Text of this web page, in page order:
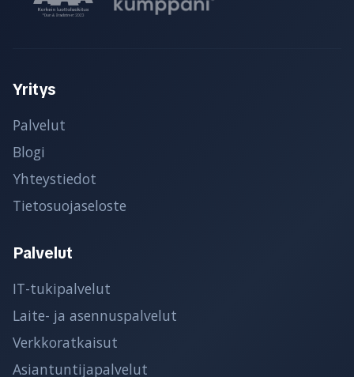
Yritys
Palvelut
Blogi
Yhteystiedot
Tietosuojaseloste
Palvelut
IT-tukipalvelut
Laite- ja asennuspalvelut
Verkkoratkaisut
Asiantuntijapalvelut